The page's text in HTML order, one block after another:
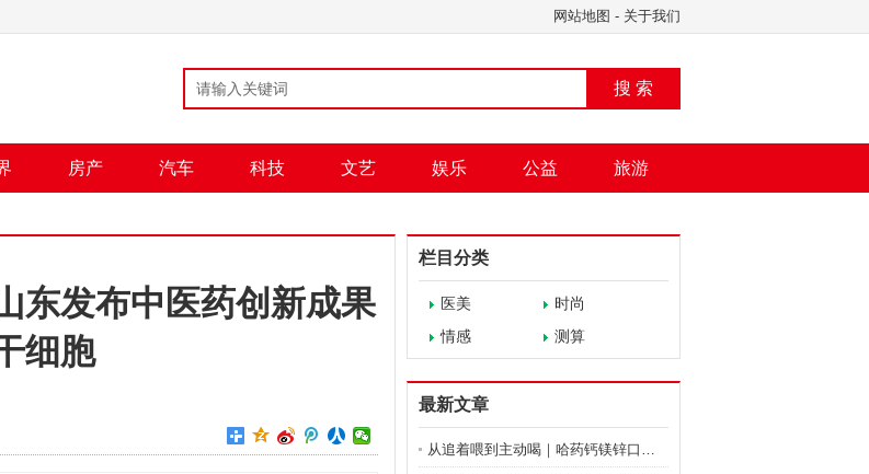
网站地图 - 关于我们
搜 索
房产 汽车 科技 文艺 娱乐 公益 旅游
东发布中医药创新成果
细胞
栏目分类
医美
时尚
情感
测算
最新文章
从追着喂到主动喝｜哈药钙镁锌口服液，清甜口感让营养